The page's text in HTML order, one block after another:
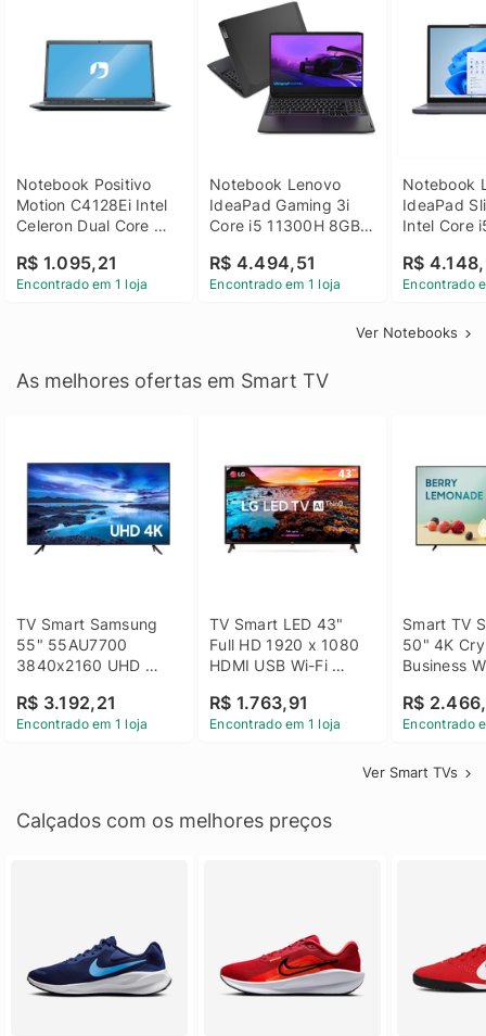
Notebook Positivo
Motion C4128Ei Intel
Celeron Dual Core
Linux 14 - 3002181
R$ 1.095,21
Encontrado em 1 loja
Notebook Lenovo
IdeaPad Gaming 3i
Core i5 11300H 8GB
GTX 1650 4GB 15.6
FHD Linux - Preto
R$ 4.494,51
Encontrado em 1 loja
Notebook
IdeaPad
Intel Core
SSD Win
R$
Encontrado
Ver Notebooks
As melhores ofertas em Smart TV
TV Smart Samsung
55" 55AU7700
3840x2160 UHD
Bluetooth
R$ 3.192,21
Encontrado em 1 loja
TV Smart LED 43"
Full HD 1920 x 1080
HDMI USB Wi-Fi
43LM631C0SB LG
R$ 1.763,91
Encontrado em 1 loja
Smart TV
50" 4K
Business
R$
Encontrado
Ver Smart TVs
Calçados com os melhores preços